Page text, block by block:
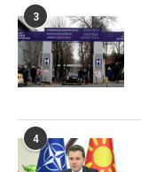
3
4